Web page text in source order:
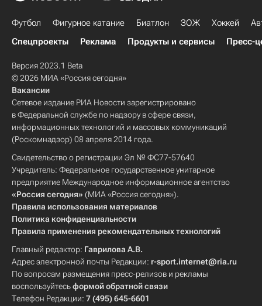
Футбол Фигурное катание Биатлон ЗОЖ Хоккей
Спецпроекты
Реклама Продукты и сервисы Пресс-
Версия 2023.1 Beta
© 2026 МИА «Россия сегодня»
Вакансии
Сетевое издание РИА Новости зарегистрировано
в Федеральной службе по надзору в сфере связи,
информационных технологий и массовых коммуникаций
(Роскомнадзор) 08 апреля 2014 года.
Свидетельство о регистрации Эл № ФС77-57640
Учредитель: Федеральное государственное унитарное
предприятие Международное информационное агентство
«Россия сегодня» (МИА «Россия сегодня»).
Правила использования материалов
Политика конфиденциальности
Правила применения рекомендательных технологий
Главный редактор: Гаврилова А.В.
Адрес электронной почты Редакции: r-sport.internet@ria.ru
По вопросам размещения пресс-релизов и рекламы
воспользуйтесьформой обратной связи
Телефон Редакции: 7 (495) 645-6601